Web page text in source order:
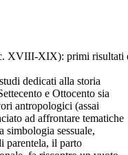
XVIII-XIX): primi
dedicati alla storia
e Ottocento sia
antropologici (assai
ad affrontare tematiche
simbologia sessuale,
parentela, il parto